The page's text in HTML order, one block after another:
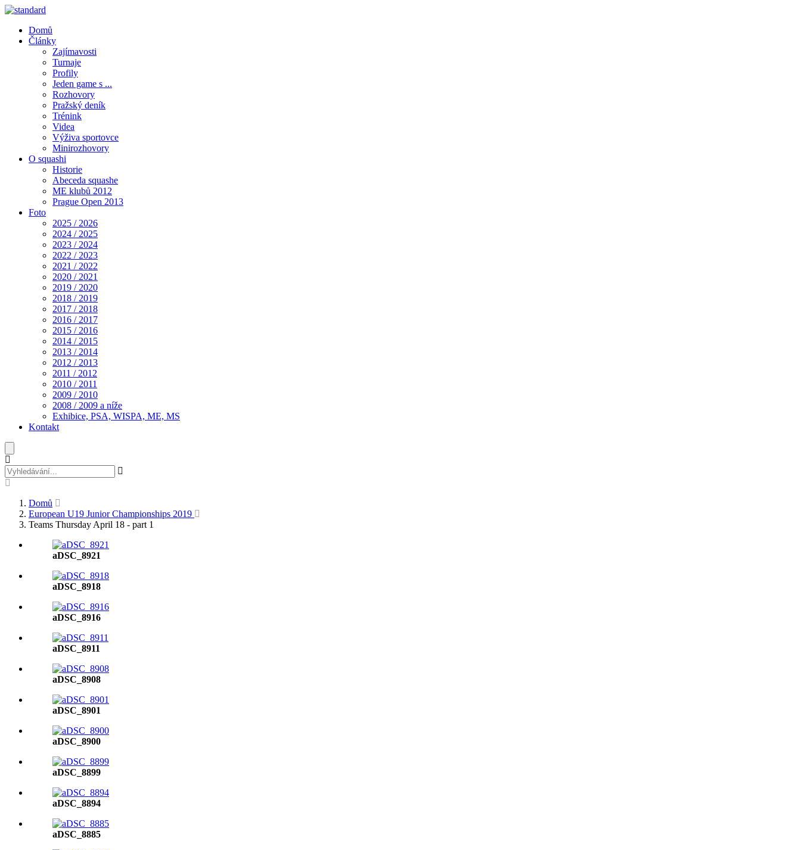
Domů
Články
Zajímavosti
Turnaje
Profily
Jeden game s ...
Rozhovory
Pražský deník
Trénink
Videa
Výživa sportovce
Minirozhovory
O squashi
Historie
Abeceda squashe
ME klubů 2012
Prague Open 2013
Foto
2025 / 2026
2024 / 2025
2023 / 2024
2022 / 2023
2021 / 2022
2020 / 2021
2019 / 2020
2018 / 2019
2017 / 2018
2016 / 2017
2015 / 2016
2014 / 2015
2013 / 2014
2012 / 2013
2011 / 2012
2010 / 2011
2009 / 2010
2008 / 2009 a níže
Exhibice, PSA, WISPA, ME, MS
Kontakt
Domů
European U19 Junior Championships 2019
Teams Thursday April 18 - part 1
aDSC_8921
aDSC_8918
aDSC_8916
aDSC_8911
aDSC_8908
aDSC_8901
aDSC_8900
aDSC_8899
aDSC_8894
aDSC_8885